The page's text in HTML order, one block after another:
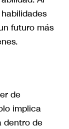
futuro más
de
implica
dentro de